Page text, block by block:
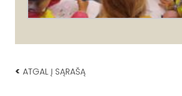
< ATGAL Į SĄRAŠĄ